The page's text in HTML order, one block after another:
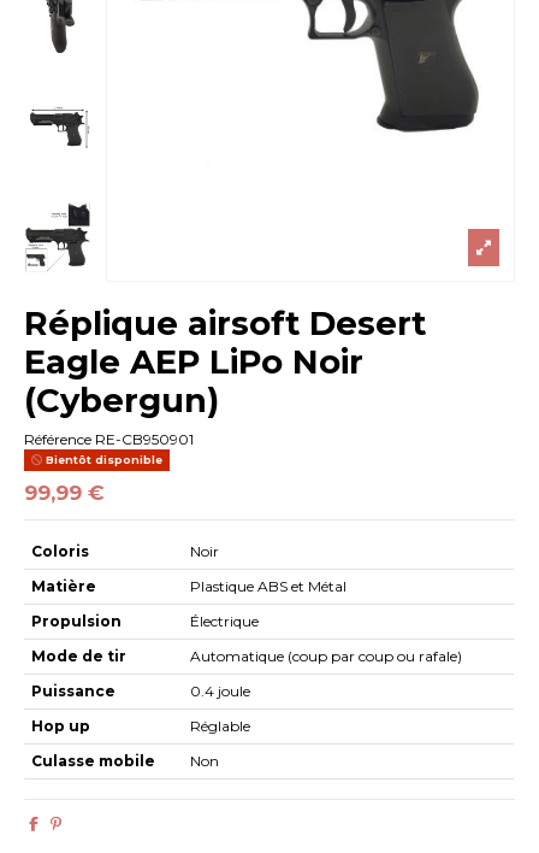
Réplique airsoft Desert
Eagle AEP LiPo Noir
(Cybergun)
Référence RE-CB950901
Bientôt disponible
99,99 €
Coloris
Noir
Matière
Plastique ABS et Métal
Propulsion
Électrique
Mode de tir
Automatique (coup par coup ou rafale)
Puissance
0.4 joule
Hop up
Réglable
Culasse mobile
Non